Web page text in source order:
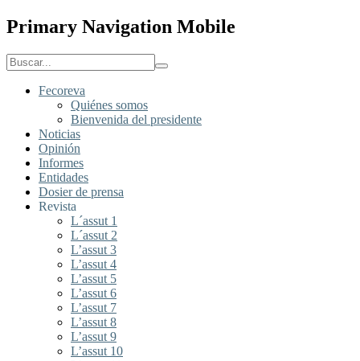
Primary Navigation Mobile
Fecoreva
Quiénes somos
Bienvenida del presidente
Noticias
Opinión
Informes
Entidades
Dosier de prensa
Revista
L´assut 1
L´assut 2
L’assut 3
L’assut 4
L’assut 5
L’assut 6
L’assut 7
L’assut 8
L’assut 9
L’assut 10